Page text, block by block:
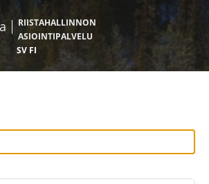
RIISTAHALLINNON
ASIOINTIPALVELU
SV FI